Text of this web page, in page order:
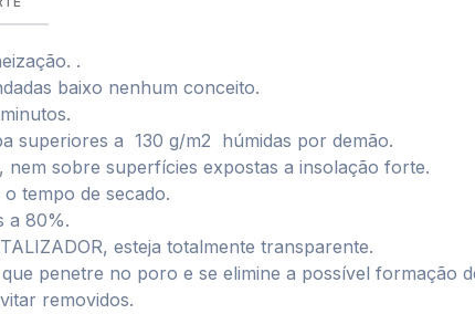
.
baixo nenhum conceito.
superiores a 130 g/m2 húmidas por demão.
sobre superfícies expostas a insolação forte.
tempo de secado.
a 80%.
esteja totalmente transparente.
penetre no poro e se elimine a possível formação
removidos.